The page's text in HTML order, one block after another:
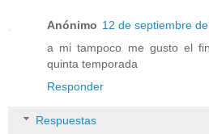
Anónimo 12 de septiembre
a mi tampoco me gusto el
quinta temporada
Responder
Respuestas